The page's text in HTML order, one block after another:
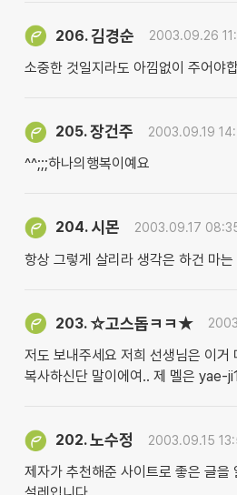
206.김경순 2003.09.26
소중한 것일지라도 아낌없이 주어야
205.장건주 2003.09.19
^^;;;하나의행복이예요
204. 시몬 2003.09.17
항상 그렇게 살리라 생각은 하건 마는
203.☆고스돕ㅋㅋ★
저도 보내주세요 저희 선생님은 이거
복사하신단 말이에여.. 제 멜은 yae-
202.노수정 2003.09.15
제자가 추천해준 사이트로 좋은 글을